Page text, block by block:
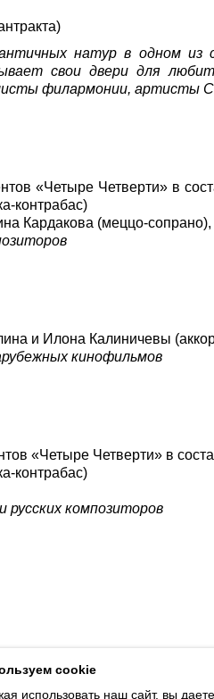
натур в одном из
свои двери для
филармонии, артисты
«Четыре Четверти» в
контрабас)
Кардакова (меццо-
и Илона Калиничевы
кинофильмов
«Четыре Четверти» в
контрабас)
русских композиторов
на обработку файлов
.
Доступна оплата
cookie
использовать наш сайт, вы